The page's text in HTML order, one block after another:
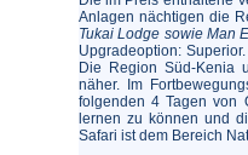
Anlagen nächtigen die
Tukai Lodge sowie Man
Upgradeoption:
Die Region Süd-Kenia
näher. Im
folgenden 4 Tagen von
lernen zu können und
Safari ist dem Bereich